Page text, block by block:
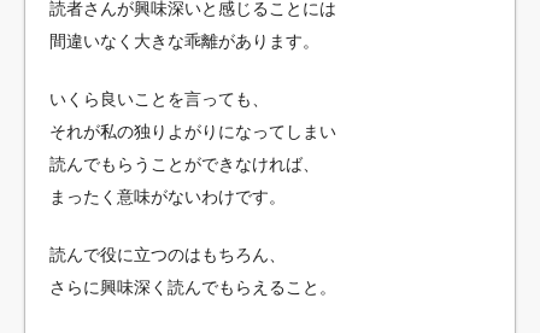
読者さんが興味深いと感じることには
間違いなく大きな乖離があります。
いくら良いことを言っても、
それが私の独りよがりになってしまい
読んでもらうことができなければ、
まったく意味がないわけです。
読んで役に立つのはもちろん、
さらに興味深く読んでもらえること。